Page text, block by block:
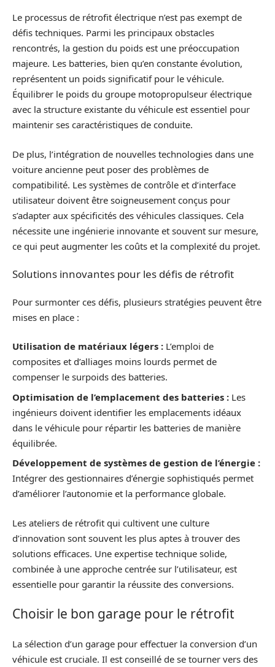
Le processus de rétrofit électrique n’est pas exempt de
défis techniques. Parmi les principaux obstacles
rencontrés, la gestion du poids est une préoccupation
majeure. Les batteries, bien qu’en constante évolution,
représentent un poids significatif pour le véhicule.
Équilibrer le poids du groupe motopropulseur électrique
avec la structure existante du véhicule est essentiel pour
maintenir ses caractéristiques de conduite.
De plus, l’intégration de nouvelles technologies dans une
voiture ancienne peut poser des problèmes de
compatibilité. Les systèmes de contrôle et d’interface
utilisateur doivent être soigneusement conçus pour
s’adapter aux spécificités des véhicules classiques. Cela
nécessite une ingénierie innovante et souvent sur mesure,
ce qui peut augmenter les coûts et la complexité du projet.
Solutions innovantes pour les défis de rétrofit
Pour surmonter ces défis, plusieurs stratégies peuvent être
mises en place :
Utilisation de matériaux légers : L’emploi de
composites et d’alliages moins lourds permet de
compenser le surpoids des batteries.
Optimisation de l’emplacement des batteries : Les
ingénieurs doivent identifier les emplacements idéaux
dans le véhicule pour répartir les batteries de manière
équilibrée.
Développement de systèmes de gestion de l’énergie :
Intégrer des gestionnaires d’énergie sophistiqués permet
d’améliorer l’autonomie et la performance globale.
Les ateliers de rétrofit qui cultivent une culture
d’innovation sont souvent les plus aptes à trouver des
solutions efficaces. Une expertise technique solide,
combinée à une approche centrée sur l’utilisateur, est
essentielle pour garantir la réussite des conversions.
Choisir le bon garage pour le rétrofit
La sélection d’un garage pour effectuer la conversion d’un
véhicule est cruciale. Il est conseillé de se tourner vers des